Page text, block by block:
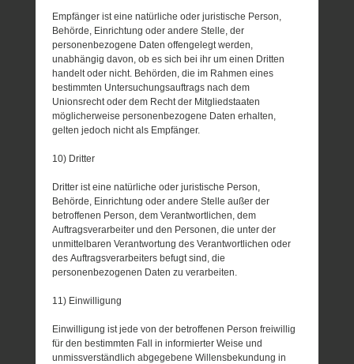
Empfänger ist eine natürliche oder juristische Person,
Behörde, Einrichtung oder andere Stelle, der
personenbezogene Daten offengelegt werden,
unabhängig davon, ob es sich bei ihr um einen Dritten
handelt oder nicht. Behörden, die im Rahmen eines
bestimmten Untersuchungsauftrags nach dem
Unionsrecht oder dem Recht der Mitgliedstaaten
möglicherweise personenbezogene Daten erhalten,
gelten jedoch nicht als Empfänger.
10) Dritter
Dritter ist eine natürliche oder juristische Person,
Behörde, Einrichtung oder andere Stelle außer der
betroffenen Person, dem Verantwortlichen, dem
Auftragsverarbeiter und den Personen, die unter der
unmittelbaren Verantwortung des Verantwortlichen oder
des Auftragsverarbeiters befugt sind, die
personenbezogenen Daten zu verarbeiten.
11) Einwilligung
Einwilligung ist jede von der betroffenen Person freiwillig
für den bestimmten Fall in informierter Weise und
unmissverständlich abgegebene Willensbekundung in